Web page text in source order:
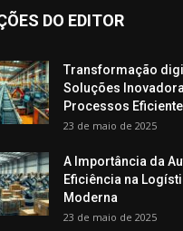
DO EDITOR
Transformação
Soluções
Processos
23 de maio de 2025
A Importância da
Eficiência na
Moderna
23 de maio de 2025